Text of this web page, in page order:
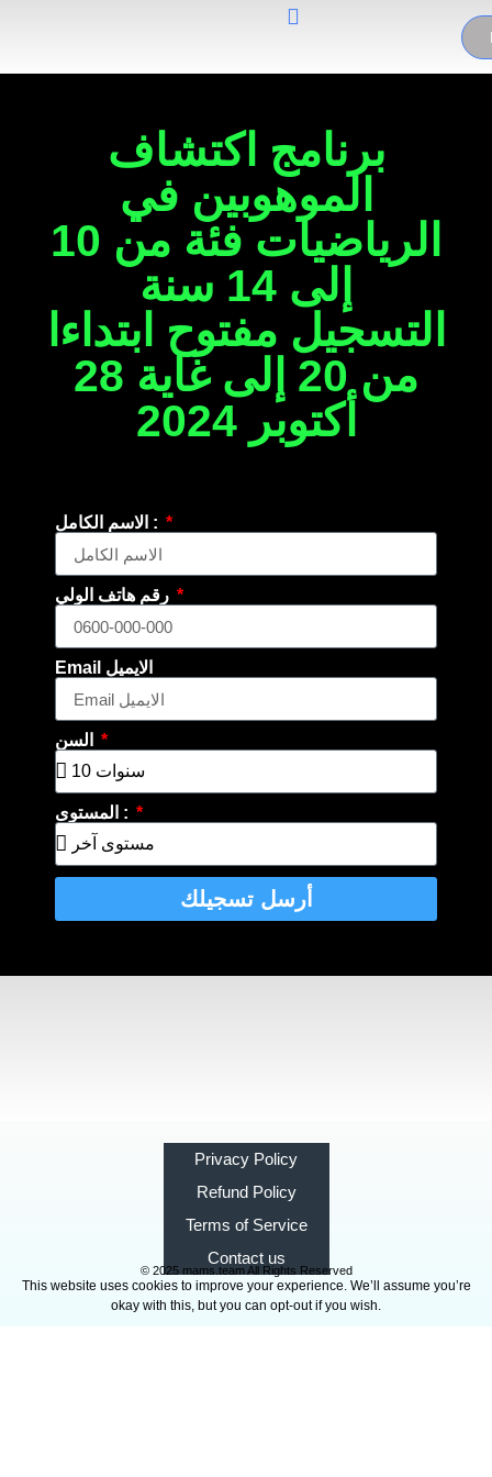
برنامج اكتشاف
الموهوبين في
الرياضيات فئة من 10
إلى 14 سنة
التسجيل مفتوح ابتداءا
من 20 إلى غاية 28
أكتوبر 2024
الاسم الكامل :
Email الايميل
المستوى :
أرسل تسجيلك
Privacy Policy
Refund Policy
Terms of Service
Contact us
© 2025 mams.team All Rights Reserved
This website uses cookies to improve your experience. We’ll assume you’re
okay with this, but you can opt-out if you wish.